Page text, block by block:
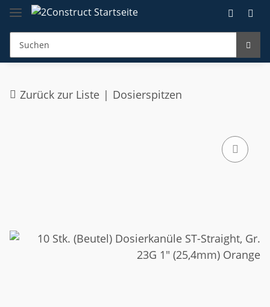
Zurück zur Liste Dosierspitzen